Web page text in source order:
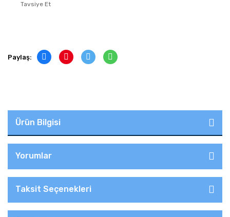
Tavsiye Et
Paylaş:
Ürün Bilgisi
Yorumlar
Taksit Seçenekleri